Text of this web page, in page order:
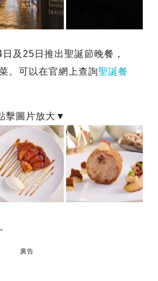
及25日推出聖誕節晚餐，
。可以在官網上查詢聖誕餐
廣告